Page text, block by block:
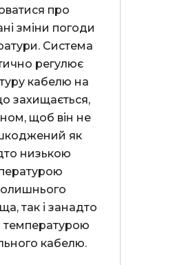
про
зміни погоди
Система
регулює
кабелю на
захищається,
щоб він не
як
низькою
так і занадто
температурою
кабелю.